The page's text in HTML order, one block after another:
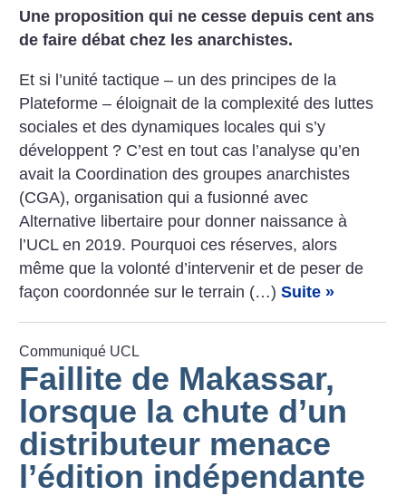
Une proposition qui ne cesse depuis cent ans
de faire débat chez les anarchistes.
Et si l’unité tactique – un des principes de la
Plateforme – éloignait de la complexité des luttes
sociales et des dynamiques locales qui s’y
développent ? C’est en tout cas l’analyse qu’en
avait la Coordination des groupes anarchistes
(CGA), organisation qui a fusionné avec
Alternative libertaire pour donner naissance à
l’UCL en 2019. Pourquoi ces réserves, alors
même que la volonté d’intervenir et de peser de
façon coordonnée sur le terrain (…)Suite »
Communiqué UCL
Faillite de Makassar,
lorsque la chute d’un
distributeur menace
l’édition indépendante